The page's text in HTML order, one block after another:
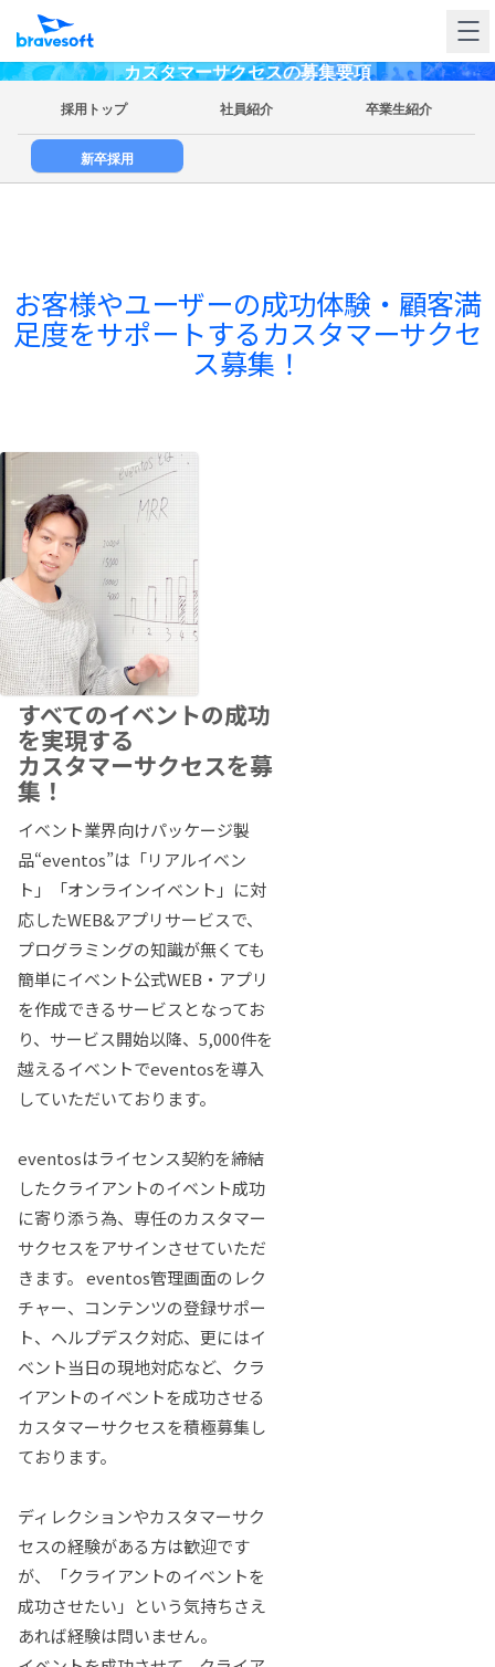
カスタマーサクセスの募集要項
採用トップ 社員紹介 卒業生紹介
新卒採用
お客様やユーザーの成功体験・顧客満
足度をサポートするカスタマーサクセ
ス募集！
すべてのイベントの成功
を実現する
カスタマーサクセスを募
集！
イベント業界向けパッケージ製
品“eventos”は「リアルイベン
ト」「オンラインイベント」に対
応したWEB&アプリサービスで、
プログラミングの知識が無くても
簡単にイベント公式WEB・アプリ
を作成できるサービスとなってお
り、サービス開始以降、5,000件を
越えるイベントでeventosを導入
していただいております。
eventosはライセンス契約を締結
したクライアントのイベント成功
に寄り添う為、専任のカスタマー
サクセスをアサインさせていただ
きます。 eventos管理画面のレク
チャー、コンテンツの登録サポー
ト、ヘルプデスク対応、更にはイ
ベント当日の現地対応など、クラ
イアントのイベントを成功させる
カスタマーサクセスを積極募集し
ております。
ディレクションやカスタマーサク
セスの経験がある方は歓迎です
が、「クライアントのイベントを
成功させたい」という気持ちさえ
あれば経験は問いません。